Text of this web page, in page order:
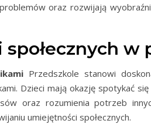
oraz rozwijają
w
Przedszkole stanowi
Dzieci mają okazję spotykać
oraz rozumienia potrzeb
umiejętności społecznych.